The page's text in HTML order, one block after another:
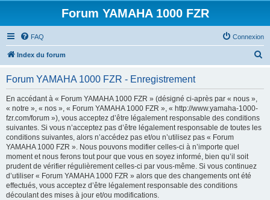
Forum YAMAHA 1000 FZR
FAQ Connexion
Index du forum
Forum YAMAHA 1000 FZR - Enregistrement
En accédant à « Forum YAMAHA 1000 FZR » (désigné ci-après par « nous »,
« notre », « nos », « Forum YAMAHA 1000 FZR », « http://www.yamaha-1000-
fzr.com/forum »), vous acceptez d’être légalement responsable des conditions
suivantes. Si vous n’acceptez pas d’être légalement responsable de toutes les
conditions suivantes, alors n’accédez pas et/ou n’utilisez pas « Forum
YAMAHA 1000 FZR ». Nous pouvons modifier celles-ci à n’importe quel
moment et nous ferons tout pour que vous en soyez informé, bien qu’il soit
prudent de vérifier régulièrement celles-ci par vous-même. Si vous continuez
d’utiliser « Forum YAMAHA 1000 FZR » alors que des changements ont été
effectués, vous acceptez d’être légalement responsable des conditions
découlant des mises à jour et/ou modifications.